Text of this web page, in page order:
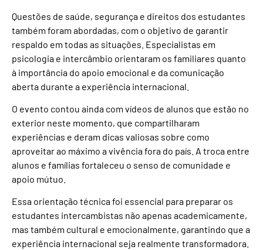
Questões de saúde, segurança e direitos dos estudantes
também foram abordadas, com o objetivo de garantir
respaldo em todas as situações. Especialistas em
psicologia e intercâmbio orientaram os familiares quanto
à importância do apoio emocional e da comunicação
aberta durante a experiência internacional.
O evento contou ainda com vídeos de alunos que estão no
exterior neste momento, que compartilharam
experiências e deram dicas valiosas sobre como
aproveitar ao máximo a vivência fora do país. A troca entre
alunos e famílias fortaleceu o senso de comunidade e
apoio mútuo.
Essa orientação técnica foi essencial para preparar os
estudantes intercambistas não apenas academicamente,
mas também cultural e emocionalmente, garantindo que a
experiência internacional seja realmente transformadora.